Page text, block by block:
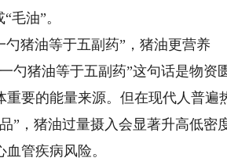
毛油”。
猪油等于五副药”，猪油更营养
猪油等于五副药”这句话是物资
重要的能量来源。但在现代人普
”，猪油过量摄入会显著升高低密
管疾病风险。